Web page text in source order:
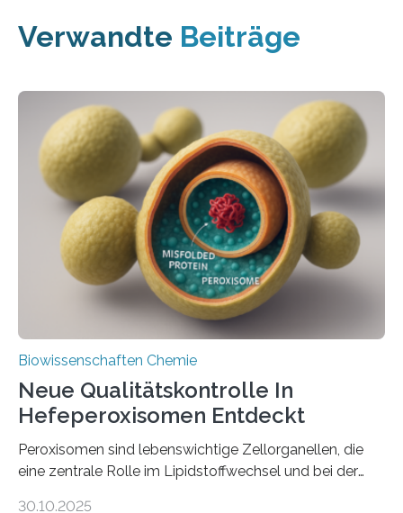
Verwandte Beiträge
Biowissenschaften Chemie
Neue Qualitätskontrolle In
Hefeperoxisomen Entdeckt
Peroxisomen sind lebenswichtige Zellorganellen, die
eine zentrale Rolle im Lipidstoffwechsel und bei der
30.10.2025